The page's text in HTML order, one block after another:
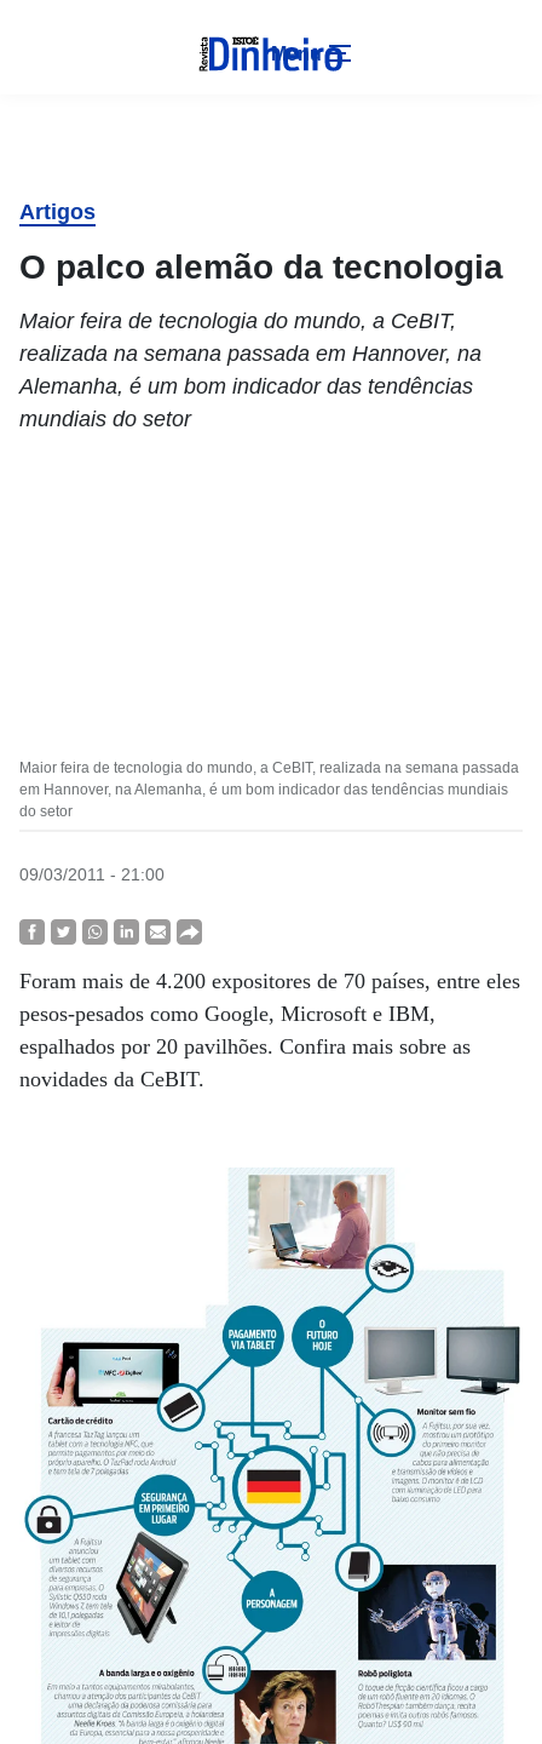
Menu
Artigos
O palco alemão da tecnologia
Maior feira de tecnologia do mundo, a CeBIT,
realizada na semana passada em Hannover, na
Alemanha, é um bom indicador das tendências
mundiais do setor
Maior feira de tecnologia do mundo, a CeBIT, realizada na semana passada
em Hannover, na Alemanha, é um bom indicador das tendências mundiais
do setor
09/03/2011 - 21:00
Foram mais de 4.200 expositores de 70 países, entre eles
pesos-pesados como Google, Microsoft e IBM,
espalhados por 20 pavilhões. Confira mais sobre as
novidades da CeBIT.